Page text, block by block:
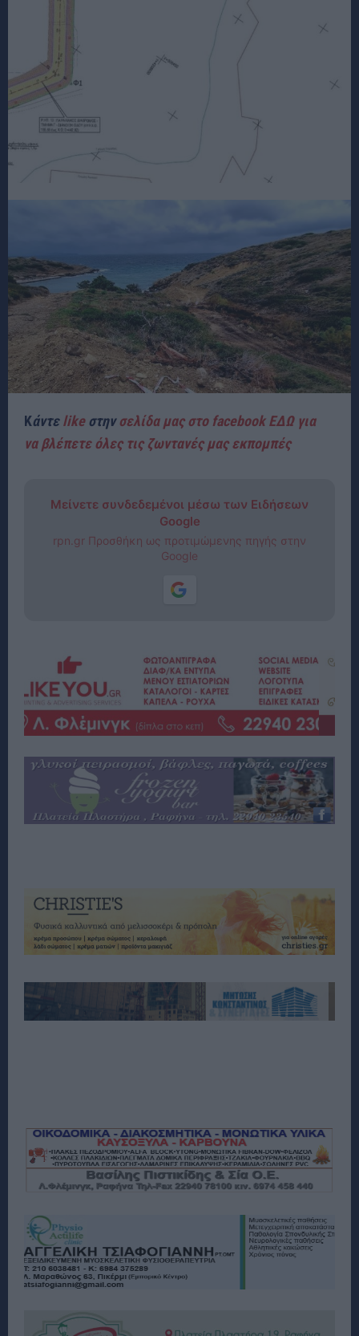
Κάντεlikeστηνσελίδα μας στο facebook ΕΔΩ για
να βλέπετε όλες τις ζωντανές μας εκπομπές
Μείνετε συνδεδεμένοι μέσω των Ειδήσεων
Google
rpn.gr Προσθήκη ως προτιμώμενης πηγής στην
Google